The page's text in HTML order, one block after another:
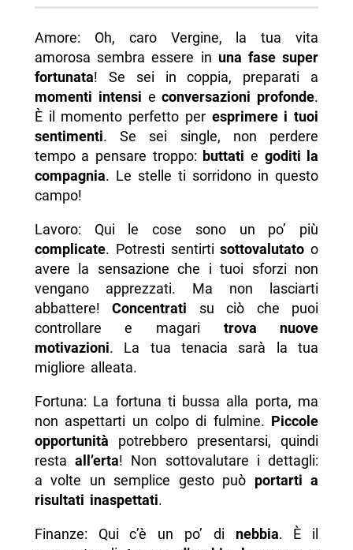
Amore: Oh, caro Vergine, la tua vita
amorosa sembra essere in una fase super
fortunata! Se sei in coppia, preparati a
momenti intensi econversazioni profonde.
È il momento perfetto per esprimere i tuoi
sentimenti. Se sei single, non perdere
tempo a pensare troppo: buttati e goditi la
compagnia. Le stelle ti sorridono in questo
campo!
Lavoro: Qui le cose sono un po’ più
complicate. Potresti sentirtisottovalutato o
avere la sensazione che i tuoi sforzi non
vengano apprezzati. Ma non lasciarti
abbattere!Concentrati su ciò che puoi
controllare e magari trova nuove
motivazioni. La tua tenacia sarà la tua
migliore alleata.
Fortuna: La fortuna ti bussa alla porta, ma
non aspettarti un colpo di fulmine. Piccole
opportunità potrebbero presentarsi, quindi
restaall’erta! Non sottovalutare i dettagli:
a volte un semplice gesto può portarti a
risultati inaspettati.
Finanze: Qui c’è un po’ di nebbia. È il